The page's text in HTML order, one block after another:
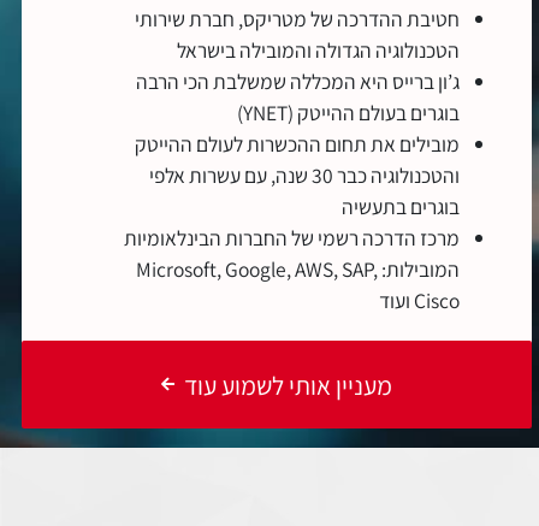
חטיבת ההדרכה של מטריקס, חברת שירותי
הטכנולוגיה הגדולה והמובילה בישראל
ג’ון ברייס היא המכללה שמשלבת הכי הרבה
בוגרים בעולם ההייטק (YNET)
מובילים את תחום ההכשרות לעולם ההייטק
והטכנולוגיה כבר 30 שנה, עם עשרות אלפי
בוגרים בתעשיה
מרכז הדרכה רשמי של החברות הבינלאומיות
המובילות: Microsoft, Google, AWS, SAP,
Cisco ועוד
מעניין אותי לשמוע עוד